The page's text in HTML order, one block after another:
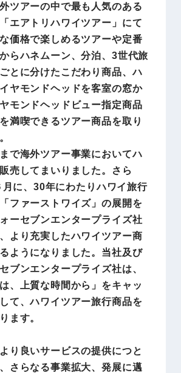
ツアーの中で最も人気のある
エアトリハワイツアー」にて
価格で楽しめるツアーや定番
らハネムーン、分泊、3世代旅
とに分けたこだわり商品、ハ
ヤモンドヘッドを客室の窓か
モンドヘッドビュー指定商品
満喫できるツアー商品を取り
で海外ツアー事業においてハ
売してまいりました。さら
に、30年にわたりハワイ旅行
ファーストワイズ」の展開を
ーセブンエンタープライズ社
より充実したハワイツアー商
ようになりました。当社及び
ブンエンタープライズ社は、
、上質な時間から」をキャッ
て、ハワイツアー旅行商品を
ます。
り良いサービスの提供につと
さらなる事業拡大、発展に邁